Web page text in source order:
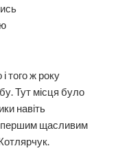
того ж року
Тут місця було
навіть
першим щасливим